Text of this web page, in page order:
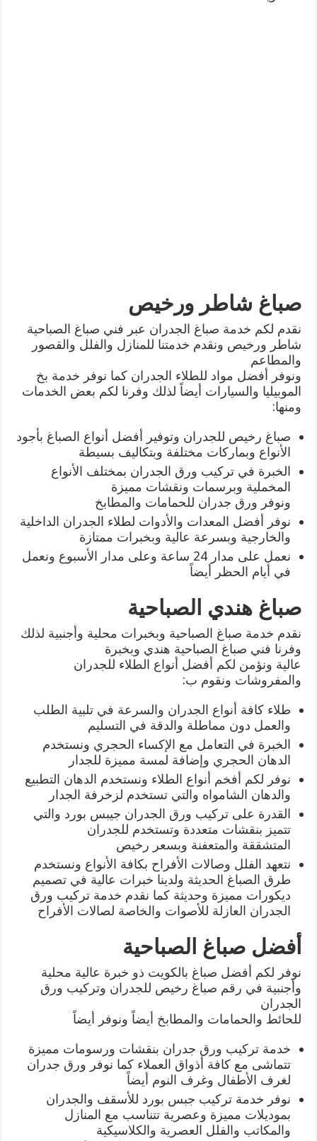
صباغ شاطر ورخيص
نقدم لكم خدمة صباغ الجدران عبر فني صباغ الصباحية
شاطر ورخيص ونقدم خدمتنا للمنازل والفلل والقصور
والمطاعم
ونوفر أفضل مواد للطلاء الجدران كما نوفر خدمة بخ
الموبيليا والسيارات أيضاً لذلك وفرنا لكم بعض الخدمات
ومنها:
صباغ رخيص للجدران وتوفير أفضل أنواع الصباغ بأجود
الأنواع وبماركات مختلفة وبتكاليف بسيطة
الخبرة في تركيب ورق الجدران بمختلف الأنواع
المخملية وبرسمات ونقشات مميزة
ونوفر ورق جدران للحمامات والمطابخ
نوفر أفضل المعدات والأدوات لطلاء الجدران الداخلية
والخارجية وبسرعة عالية وبخبرات ممتازة
نعمل على مدار 24 ساعة وعلى مدار الأسبوع ونعمل
في أيام الحظر أيضاً
صباغ هندي الصباحية
نقدم خدمة صباغ الصباحية وبخبرات محلية وأجنبية لذلك
وفرنا فني صباغ الصباحية هندي وبخبرة
عالية ونؤمن لكم أفضل أنواع الطلاء للجدران
والمفروشات ونقوم ب:
طلاء كافة أنواع الجدران والسرعة في تلبية الطلب
والعمل دون مماطلة والدقة في التسليم
الخبرة في التعامل مع الإكساء الحجري ونستخدم
الدهان الحجري وإضافة لمسة مميزة للجدار
نوفر لكم أفخم أنواع الطلاء ونستخدم الدهان التطبيع
والدهان الشامواه والتي تستخدم لزخرفة الجدار
القدرة على تركيب ورق الجدران جيبس بورد والتي
تتميز بنقشات متعددة وتستخدم للجدران
المتشققة والمتعفنة وبسعر رخيص
نتعهد الفلل وصالات الأفراح بكافة الأنواع ونستخدم
طرق الصباغ الحديثة ولدينا خبرات عالية في تصميم
ديكورات مميزة وحديثة كما نقدم خدمة تركيب ورق
الجدران العازلة للأصوات والخاصة لصالات الأفراح
أفضل صباغ الصباحية
نوفر لكم أفضل صباغ بالكويت ذو خبرة عالية محلية
وأجنبية في رقم صباغ رخيص للجدران وتركيب ورق
الجدران
للحائط والحمامات والمطابخ أيضاً ونوفر أيضاً
خدمة تركيب ورق جدران بنقشات ورسومات مميزة
تتماشى مع كافة أذواق العملاء كما نوفر ورق جدران
لغرف الأطفال وغرف النوم أيضاً
نوفر خدمة تركيب جبس بورد للأسقف والجدران
بموديلات مميزة وعصرية تتناسب مع المنازل
والمكاتب والفلل العصرية والكلاسيكية